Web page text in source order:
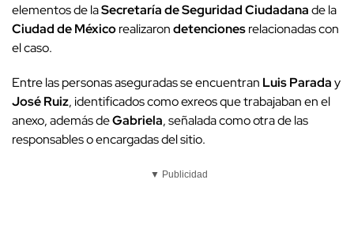
elementos de laSecretaría de Seguridad Ciudadanade la
Ciudad de Méxicorealizarondetencionesrelacionadas con
el caso.
Entre las personas aseguradas se encuentran Luis Paraday
José Ruiz, identificados como exreos que trabajaban en el
anexo, además deGabriela, señalada como otra de las
responsables o encargadas del sitio.
▼ Publicidad